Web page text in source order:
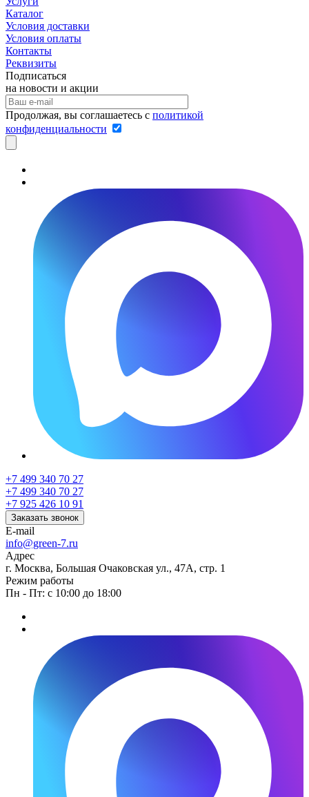
Каталог
Условия доставки
Условия оплаты
Контакты
Реквизиты
Подписаться
на новости и акции
Продолжая, вы соглашаетесь с политикой
конфиденциальности
+7 499 340 70 27
+7 499 340 70 27
+7 925 426 10 91
Заказать звонок
E-mail
info@green-7.ru
Адрес
г. Москва, Большая Очаковская ул., 47А, стр. 1
Режим работы
Пн - Пт: с 10:00 до 18:00